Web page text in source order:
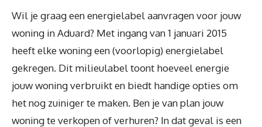
Wil je graag een energielabel aanvragen voor jouw
woning in Aduard? Met ingang van 1 januari 2015
heeft elke woning een (voorlopig) energielabel
gekregen. Dit milieulabel toont hoeveel energie
jouw woning verbruikt en biedt handige opties om
het nog zuiniger te maken. Ben je van plan jouw
woning te verkopen of verhuren? In dat geval is een